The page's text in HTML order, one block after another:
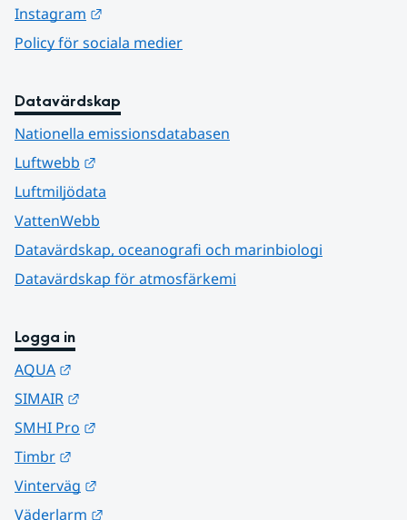
Instagram
Policy för sociala medier
Datavärdskap
Nationella emissionsdatabasen
Luftwebb
Luftmiljödata
VattenWebb
Datavärdskap, oceanografi och marinbiologi
Datavärdskap för atmosfärkemi
Logga in
AQUA
SIMAIR
SMHI Pro
Timbr
Vinterväg
Väderlarm